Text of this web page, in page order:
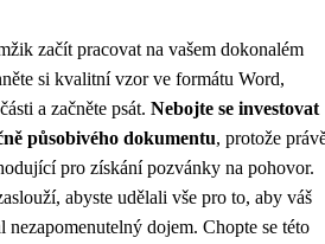
začít pracovat na vašem dokonalém
si kvalitní vzor ve formátu Word,
a začněte psát. Nebojte se investovat
působivého dokumentu, protože
pro získání pozvánky na pohovor.
abyste udělali vše pro to, aby váš
nezapomenutelný dojem. Chopte se této